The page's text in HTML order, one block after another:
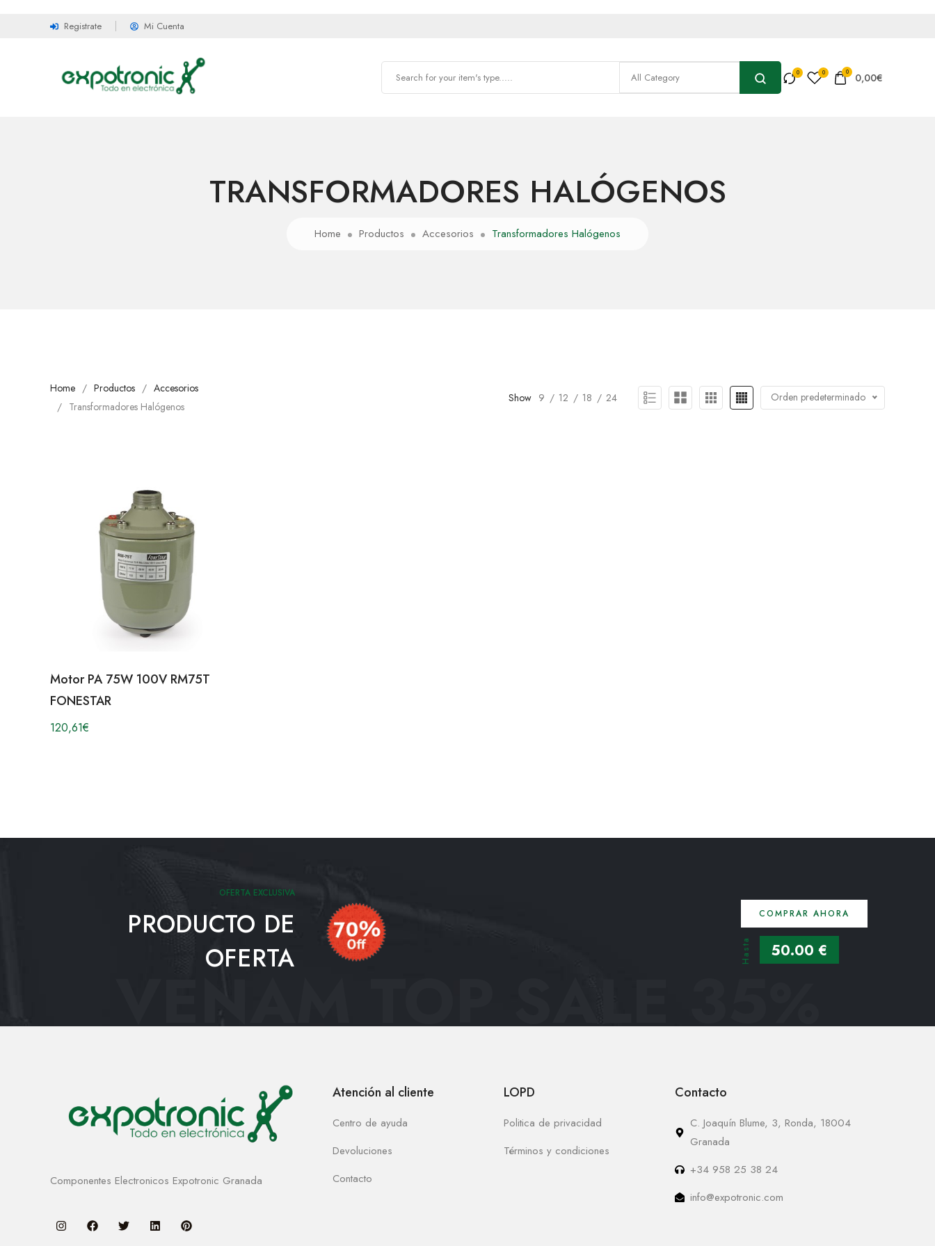
Registrate Mi Cuenta
0 0,00€
TRANSFORMADORES HALÓGENOS
Home Productos Accesorios Transformadores Halógenos
Home Productos
Accesorios
Transformadores Halógenos
Show 9 12 18 24 Orden predeterminado
Motor PA 75W 100V RM75T
FONESTAR
120,61€
OFERTA EXCLUSIVA
PRODUCTO DE
OFERTA
COMPRAR AHORA
Hasta 50.00 €
VENAM TOP SALE 35%
Componentes Electronicos Expotronic Granada
Atención al cliente
Centro de ayuda
Devoluciones
Contacto
LOPD
Politica de privacidad
Términos y condiciones
Contacto
C. Joaquín Blume, 3, Ronda, 18004
Granada
+34 958 25 38 24
info@expotronic.com